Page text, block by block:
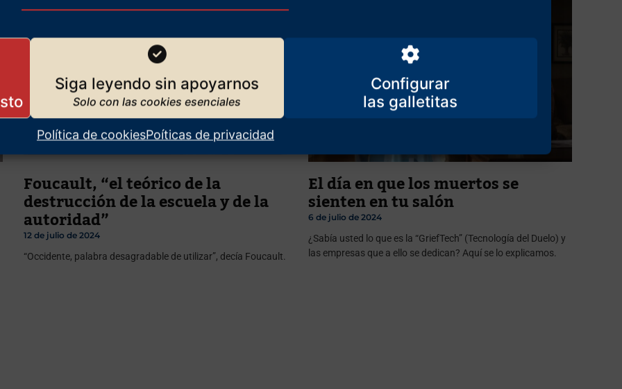
Siga leyendo sin apoyarnos Configurar
Política de cookiesPoíticas de privacidad
Foucault, “el teórico de la
destrucción de la escuela y de la
autoridad”
12 de julio de 2024
“Occidente, palabra desagradable de utilizar”, decía Foucault.
El día en que los muertos se
sienten en tu salón
6 de julio de 2024
¿Sabía usted lo que es la “GriefTech” (Tecnología del Duelo) y
las empresas que a ello se dedican? Aquí se lo explicamos.